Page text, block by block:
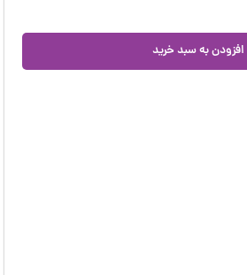
افزودن به سبد خرید